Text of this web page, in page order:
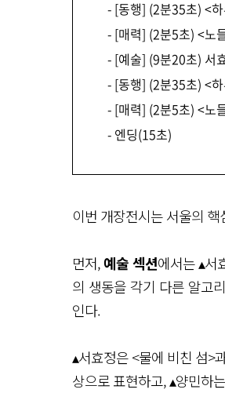
- [동행] (2분35초) <
- [매력] (2분5초) <노
- [예술] (9분20초) 서
- [동행] (2분35초) <
- [매력] (2분5초) <노
- 엔딩(15초)
이번 개장전시는 서울의 핵
먼저,예술 섹션에서는 ▴서
의 생동을 각기 다른 알고
인다.
▴서효정은 <물에 비친 섬>
상으로 표현하고, ▴양민하